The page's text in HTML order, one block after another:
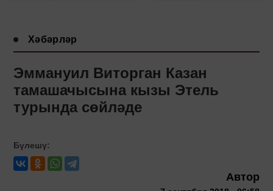
Хәбәрләр
Эммануил Виторган Казан
тамашачысына кызы Этель
турында сөйләде
Бүлешү:
Автор